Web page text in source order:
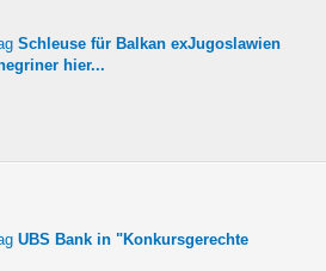
Schleuse für Balkan exJugoslawien
hier...
UBS Bank in "Konkursgerechte